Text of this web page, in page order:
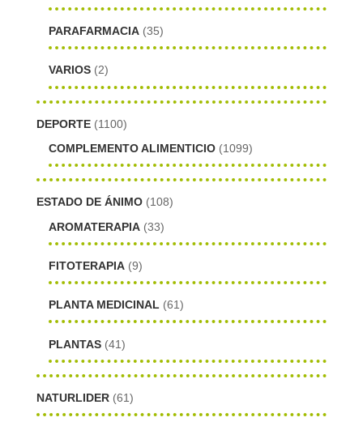
PARAFARMACIA (35)
VARIOS (2)
DEPORTE (1100)
COMPLEMENTO ALIMENTICIO (1099)
ESTADO DE ÁNIMO (108)
AROMATERAPIA (33)
FITOTERAPIA (9)
PLANTA MEDICINAL (61)
PLANTAS (41)
NATURLIDER (61)